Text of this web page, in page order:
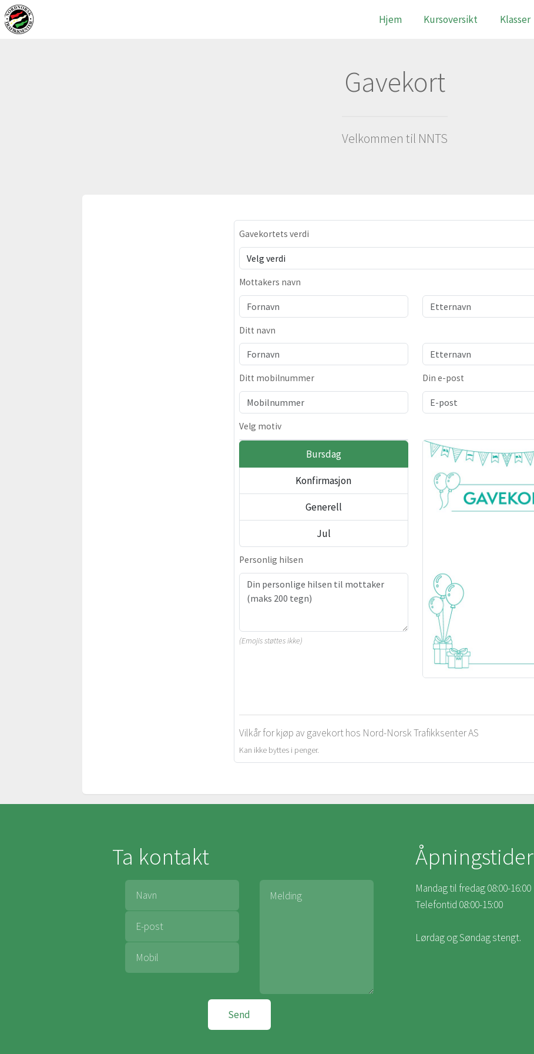
Hjem Kursoversikt Klasser
Gavekort
Velkommen til NNTS
Gavekortets verdi
Mottakers navn
Ditt navn
Ditt mobilnummer Din e-post
Velg motiv
Bursdag
Konfirmasjon
Generell
Jul
Personlig hilsen
(Emojis støttes ikke)
Vilkår for kjøp av gavekort hos Nord-Norsk Trafikksenter AS
Kan ikke byttes i penger.
Ta kontakt Åpningstider
Mandag til fredag 08:00-16:00
Telefontid 08:00-15:00
Lørdag og Søndag stengt.